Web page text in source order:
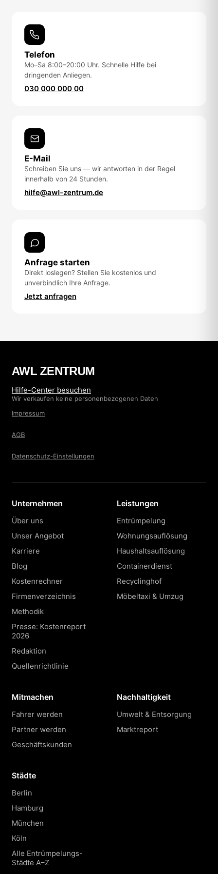
Telefon
Mo–Sa 8:00–20:00 Uhr. Schnelle Hilfe bei
dringenden Anliegen.
030 000 000 00
E-Mail
Schreiben Sie uns — wir antworten in der Regel
innerhalb von 24 Stunden.
hilfe@awl-zentrum.de
Anfrage starten
Direkt loslegen? Stellen Sie kostenlos und
unverbindlich Ihre Anfrage.
Jetzt anfragen
AWL ZENTRUM
Hilfe-Center besuchen
Wir verkaufen keine personenbezogenen Daten
Impressum
AGB
Datenschutz-Einstellungen
Unternehmen
Über uns
Unser Angebot
Karriere
Blog
Kostenrechner
Firmenverzeichnis
Methodik
Presse: Kostenreport
2026
Redaktion
Quellenrichtlinie
Leistungen
Entrümpelung
Wohnungsauflösung
Haushaltsauflösung
Containerdienst
Recyclinghof
Möbeltaxi & Umzug
Mitmachen
Fahrer werden
Partner werden
Geschäftskunden
Nachhaltigkeit
Umwelt & Entsorgung
Marktreport
Städte
Berlin
Hamburg
München
Köln
Alle Entrümpelungs-
Städte A–Z